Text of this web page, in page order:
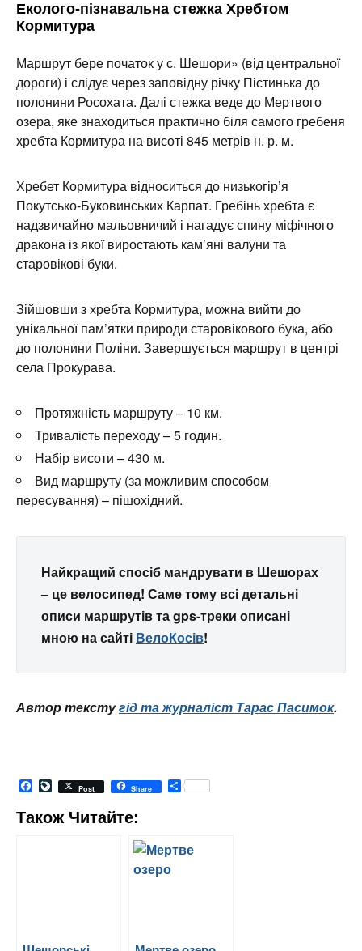
Еколого-пізнавальна стежка Хребтом
Кормитура
Маршрут бере початок у с. Шешори» (від центральної
дороги) і слідує через заповідну річку Пістинька до
полонини Росохата. Далі стежка веде до Мертвого
озера, яке знаходиться практично біля самого гребеня
хребта Кормитура на висоті 845 метрів н. р. м.
Хребет Кормитура відноситься до низькогір’я
Покутсько-Буковинських Карпат. Гребінь хребта є
надзвичайно мальовничий і нагадує спину міфічного
дракона із якої виростають кам’яні валуни та
старовікові буки.
Зійшовши з хребта Кормитура, можна вийти до
унікальної пам’ятки природи старовікового бука, або
до полонини Поліни. Завершується маршрут в центрі
села Прокурава.
Протяжність маршруту – 10 км.
Тривалість переходу – 5 годин.
Набір висоти – 430 м.
Вид маршруту (за можливим способом
пересування) – пішохідний.
Найкращий спосіб мандрувати в Шешорах
– це велосипед! Саме тому всі детальні
описи маршрутів та gps-треки описані
мною на сайті ВелоКосів!
Автор текстугід та журналіст Тарас Пасимок.
Facebook
LiveJournal
Post Share Share
Також Читайте: